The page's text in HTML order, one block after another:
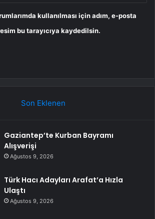
kullanılması için adım, e-posta
bu tarayıcıya kaydedilsin.
Son Eklenen
Gaziantep’te Kurban Bayramı
Alışverişi
Ağustos 9, 2026
Türk Hacı Adayları Arafat’a Hızla
Ulaştı
Ağustos 9, 2026